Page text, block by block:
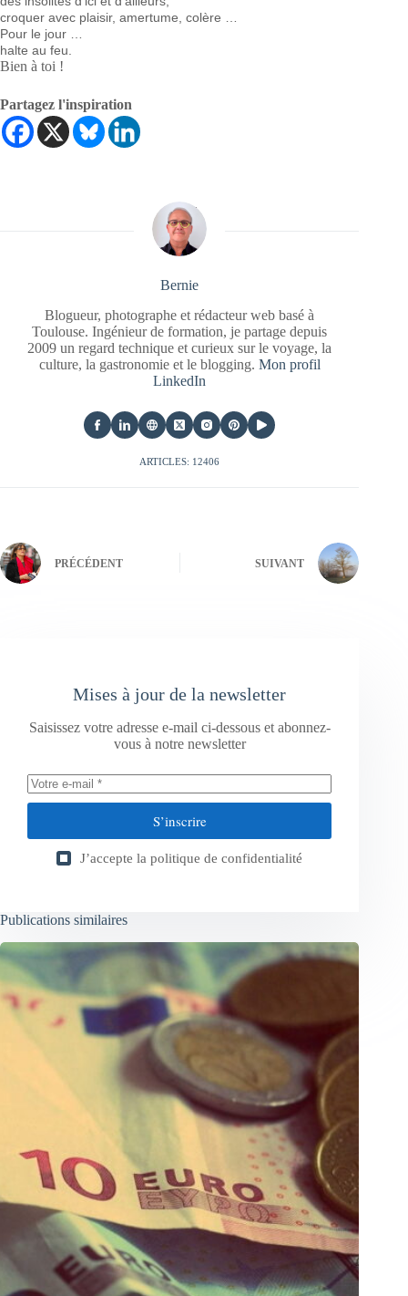
croquer avec plaisir, amertume, colère …
Pour le jour …
halte au feu.
Bien à toi !
Partagez l'inspiration
Bernie
Blogueur, photographe et rédacteur web basé à
Toulouse. Ingénieur de formation, je partage depuis
2009 un regard technique et curieux sur le voyage, la
culture, la gastronomie et le blogging. Mon profil
LinkedIn
ARTICLES: 12406
PRÉCÉDENT SUIVANT
Mises à jour de la newsletter
Saisissez votre adresse e-mail ci-dessous et abonnez-
vous à notre newsletter
S’inscrire
J’accepte la politique de confidentialité
Publications similaires